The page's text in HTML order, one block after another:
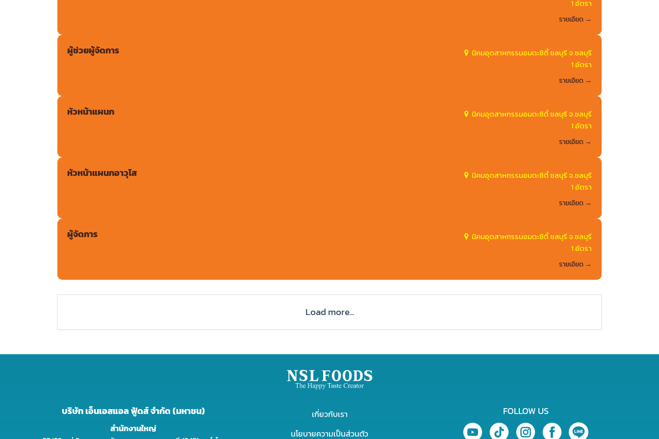
1 อัตรา
รายเอียด
ผู้ช่วยผู้จัดการ
นิคมอุตสาหกรรมอมตะซิตี้ ชลบุรี จ.ชลบุรี
1 อัตรา
รายเอียด
หัวหน้าแผนก
นิคมอุตสาหกรรมอมตะซิตี้ ชลบุรี จ.ชลบุรี
1 อัตรา
รายเอียด
หัวหน้าแผนกอาวุโส
นิคมอุตสาหกรรมอมตะซิตี้ ชลบุรี จ.ชลบุรี
1 อัตรา
รายเอียด
ผู้จัดการ
นิคมอุตสาหกรรมอมตะซิตี้ ชลบุรี จ.ชลบุรี
1 อัตรา
รายเอียด
Load more...
บริษัท เอ็นเอสแอล ฟู้ดส์ จำกัด (มหาชน)
สำนักงานใหญ่
เกี่ยวกับเรา
นโยบายความเป็นส่วนตัว
FOLLOW US